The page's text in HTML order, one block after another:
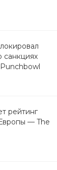
санкциях
рейтинг
— The